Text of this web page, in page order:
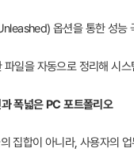
옵션을 통한 성능
일을 자동으로 정리해 시
폭넓은 PC 포트폴리오
집합이 아니라, 사용자의